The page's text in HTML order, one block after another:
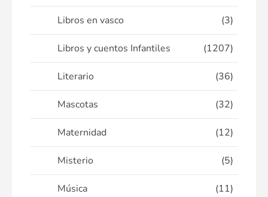
Libros en vasco (3)
Libros y cuentos Infantiles (1207)
Literario (36)
Mascotas (32)
Maternidad (12)
Misterio (5)
Música (11)